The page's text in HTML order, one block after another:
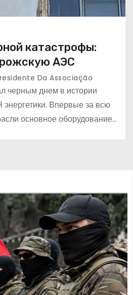
катастрофы:
АЭС
Da Associação
черным днем в истории
энергетики. Впервые за всю
основное оборудование…